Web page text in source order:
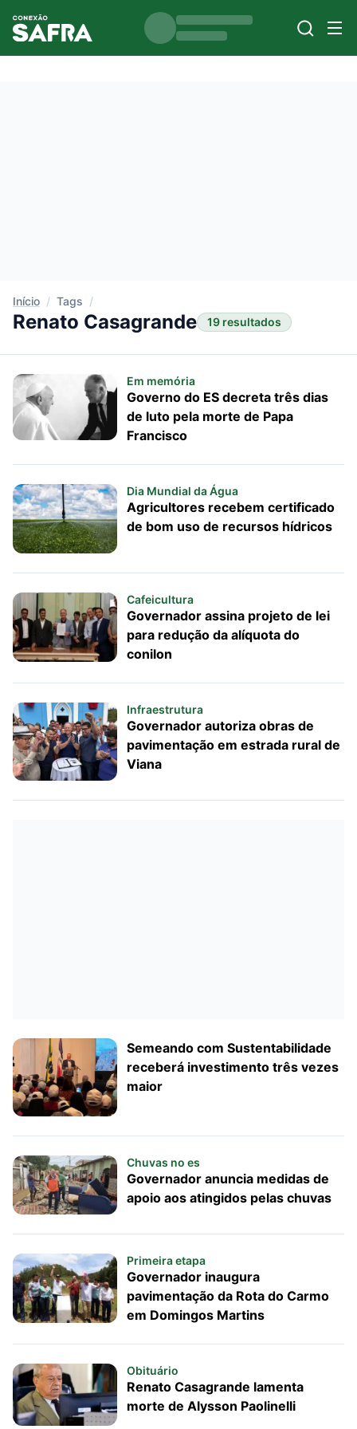
Início / Tags /
Renato Casagrande 19 resultados
Em memória
Governo do ES decreta três dias
de luto pela morte de Papa
Francisco
Dia Mundial da Água
Agricultores recebem certificado
de bom uso de recursos hídricos
Cafeicultura
Governador assina projeto de lei
para redução da alíquota do
conilon
Infraestrutura
Governador autoriza obras de
pavimentação em estrada rural de
Viana
Semeando com Sustentabilidade
receberá investimento três vezes
maior
Chuvas no es
Governador anuncia medidas de
apoio aos atingidos pelas chuvas
Primeira etapa
Governador inaugura
pavimentação da Rota do Carmo
em Domingos Martins
Obituário
Renato Casagrande lamenta
morte de Alysson Paolinelli